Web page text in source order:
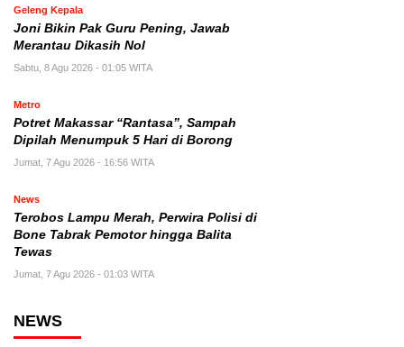
Geleng Kepala
Joni Bikin Pak Guru Pening, Jawab
Merantau Dikasih Nol
Sabtu, 8 Agu 2026 - 01:05 WITA
Metro
Potret Makassar “Rantasa”, Sampah
Dipilah Menumpuk 5 Hari di Borong
Jumat, 7 Agu 2026 - 16:56 WITA
News
Terobos Lampu Merah, Perwira Polisi di
Bone Tabrak Pemotor hingga Balita
Tewas
Jumat, 7 Agu 2026 - 01:03 WITA
NEWS